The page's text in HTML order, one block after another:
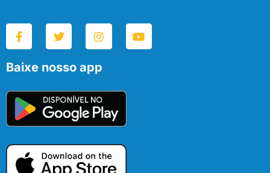
Baixe nosso app